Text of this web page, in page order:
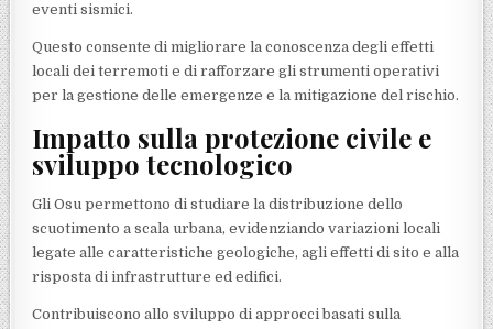
eventi sismici.
Questo consente di migliorare la conoscenza degli effetti
locali dei terremoti e di rafforzare gli strumenti operativi
per la gestione delle emergenze e la mitigazione del rischio.
Impatto sulla protezione civile e
sviluppo tecnologico
Gli Osu permettono di studiare la distribuzione dello
scuotimento a scala urbana, evidenziando variazioni locali
legate alle caratteristiche geologiche, agli effetti di sito e alla
risposta di infrastrutture ed edifici.
Contribuiscono allo sviluppo di approcci basati sulla